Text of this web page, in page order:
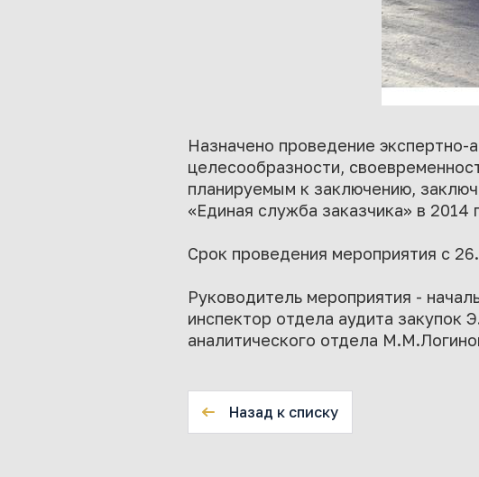
Назначено проведение экспертно-
целесообразности,
планируемым к заключению,
«Единая служба заказчика» в 2014
Срок проведения мероприятия с
Руководитель мероприятия -
инспектор отдела аудита закупок
аналитического отдела
Назад к списку